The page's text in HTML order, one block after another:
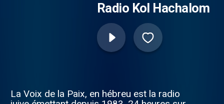
Radio Kol Hachalom
La Voix de la Paix, en hébreu est la radio